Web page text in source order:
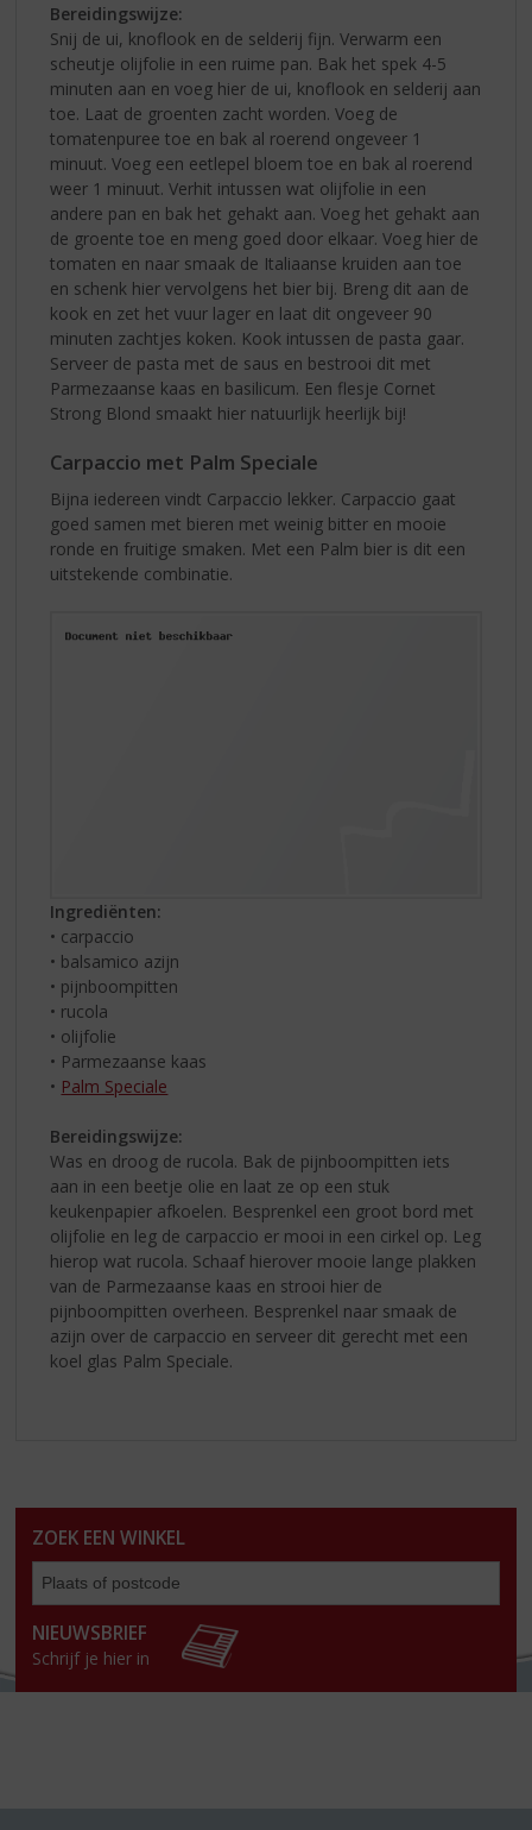
Bereidingswijze:
Snij de ui, knoflook en de selderij fijn. Verwarm een
scheutje olijfolie in een ruime pan. Bak het spek 4-5
minuten aan en voeg hier de ui, knoflook en selderij aan
toe. Laat de groenten zacht worden. Voeg de
tomatenpuree toe en bak al roerend ongeveer 1
minuut. Voeg een eetlepel bloem toe en bak al roerend
weer 1 minuut. Verhit intussen wat olijfolie in een
andere pan en bak het gehakt aan. Voeg het gehakt aan
de groente toe en meng goed door elkaar. Voeg hier de
tomaten en naar smaak de Italiaanse kruiden aan toe
en schenk hier vervolgens het bier bij. Breng dit aan de
kook en zet het vuur lager en laat dit ongeveer 90
minuten zachtjes koken. Kook intussen de pasta gaar.
Serveer de pasta met de saus en bestrooi dit met
Parmezaanse kaas en basilicum. Een flesje Cornet
Strong Blond smaakt hier natuurlijk heerlijk bij!
Carpaccio met Palm Speciale
Bijna iedereen vindt Carpaccio lekker. Carpaccio gaat
goed samen met bieren met weinig bitter en mooie
ronde en fruitige smaken. Met een Palm bier is dit een
uitstekende combinatie.
Ingrediënten:
• carpaccio
• balsamico azijn
• pijnboompitten
• rucola
• olijfolie
• Parmezaanse kaas
• Palm Speciale
Bereidingswijze:
Was en droog de rucola. Bak de pijnboompitten iets
aan in een beetje olie en laat ze op een stuk
keukenpapier afkoelen. Besprenkel een groot bord met
olijfolie en leg de carpaccio er mooi in een cirkel op. Leg
hierop wat rucola. Schaaf hierover mooie lange plakken
van de Parmezaanse kaas en strooi hier de
pijnboompitten overheen. Besprenkel naar smaak de
azijn over de carpaccio en serveer dit gerecht met een
koel glas Palm Speciale.
ZOEK EEN WINKEL
NIEUWSBRIEF
Schrijf je hier in